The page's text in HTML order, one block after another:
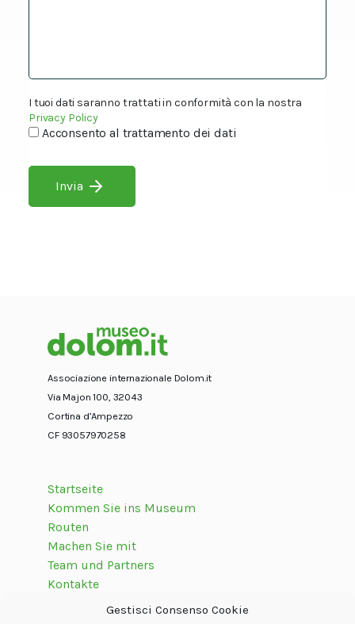
Gestisci Consenso Cookie
I tuoi dati saranno trattati in conformità con la nostra
Privacy Policy
Acconsento al trattamento dei dati
Invia
Associazione internazionale Dolom.it
Via Majon 100, 32043
Cortina d’Ampezzo
CF 93057970258
Startseite
Kommen Sie ins Museum
Routen
Machen Sie mit
Team und Partners
Kontakte